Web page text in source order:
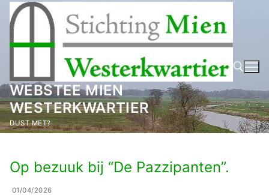
naar
inhoud
WEBSTEE MIEN
WESTERKWARTIER
DUST MET? Zoeken naar:
Op bezuuk bij “De Pazzipanten”.
01/04/2026